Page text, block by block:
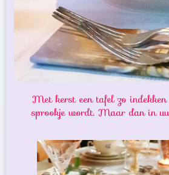
Met kerst een tafel zo
sprookje wordt. Maar dan in